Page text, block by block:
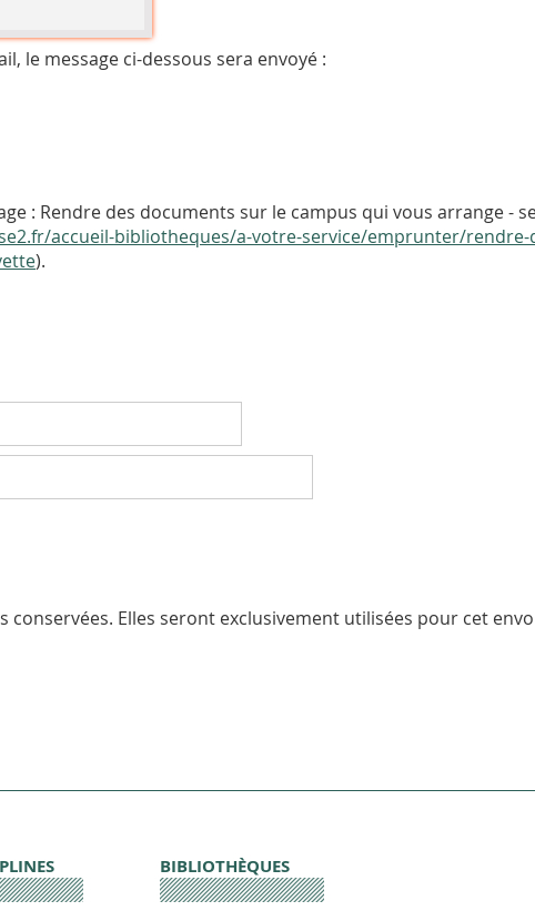
le message ci-dessous sera envoyé :
: Rendre des documents sur le campus qui vous arrange -
accueil-bibliotheques/a-votre-service/emprunter/rendre-
).
conservées. Elles seront exclusivement utilisées pour cet
BIBLIOTHÈQUES